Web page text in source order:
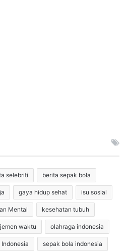
selebriti berita sepak bola
gaya hidup sehat isu sosial
Mental kesehatan tubuh
waktu olahraga indonesia
sepak bola indonesia